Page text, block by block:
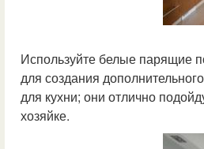
Используйте белые парящие
для создания
для кухни; они отлично
хозяйке.